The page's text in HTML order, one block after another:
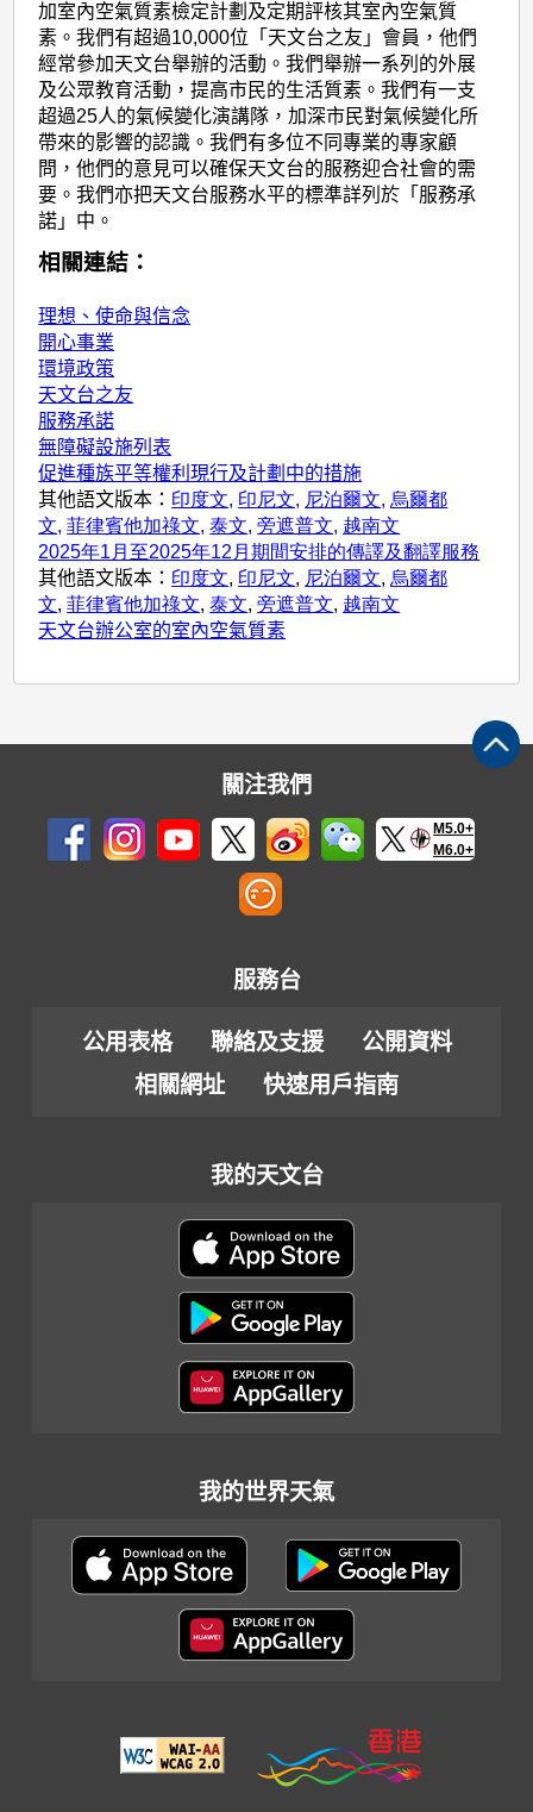
加室內空氣質素檢定計劃及定期評核其室內空氣質
素。我們有超過10,000位「天文台之友」會員，他們
經常參加天文台舉辦的活動。我們舉辦一系列的外展
及公眾教育活動，提高市民的生活質素。我們有一支
超過25人的氣候變化演講隊，加深市民對氣候變化所
帶來的影響的認識。我們有多位不同專業的專家顧
問，他們的意見可以確保天文台的服務迎合社會的需
要。我們亦把天文台服務水平的標準詳列於「服務承
諾」中。
相關連結：
理想、使命與信念
開心事業
環境政策
天文台之友
服務承諾
無障礙設施列表
促進種族平等權利現行及計劃中的措施
其他語文版本： 印度文, 印尼文, 尼泊爾文, 烏爾都
文, 菲律賓他加祿文, 泰文, 旁遮普文, 越南文
2025年1月至2025年12月期間安排的傳譯及翻譯服務
其他語文版本： 印度文, 印尼文, 尼泊爾文, 烏爾都
文,菲律賓他加祿文,泰文,旁遮普文, 越南文
天文台辦公室的室內空氣質素
關注我們
M5.0+
M6.0+
服務台
公用表格 聯絡及支援
公開資料
相關網址
快速用戶指南
我的天文台
我的世界天氣